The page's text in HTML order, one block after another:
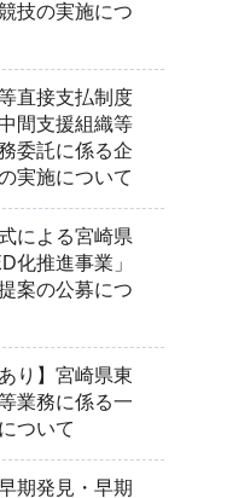
技の実施につ
直接支払制度
間支援組織等
委託に係る企
実施について
による宮崎県
化推進事業」
案の公募につ
り】宮崎県東
業務に係る一
ついて
期発見・早期